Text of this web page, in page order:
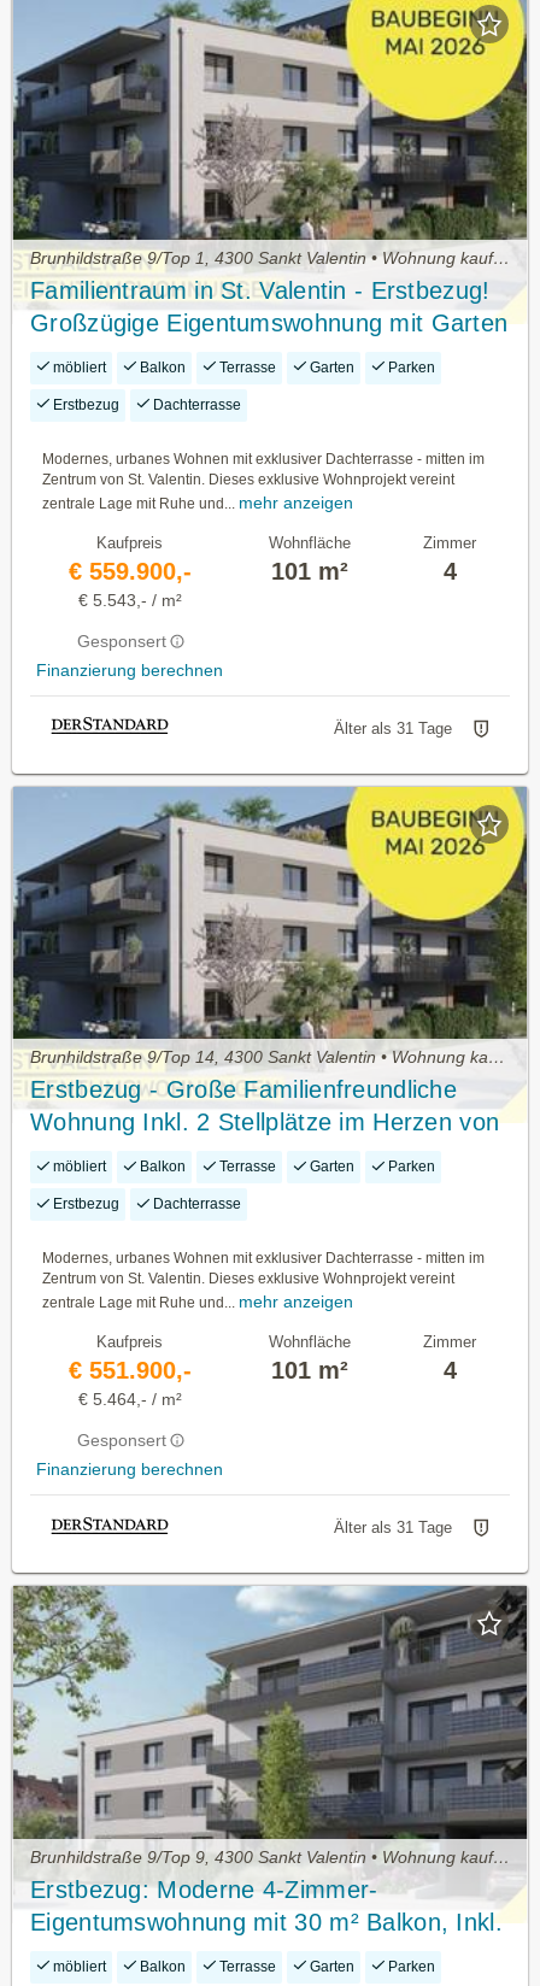
Brunhildstraße 9/Top 1, 4300 Sankt Valentin • Wohnung kaufen
Familientraum in St. Valentin - Erstbezug!
Großzügige Eigentumswohnung mit Garten
und 2 Tiefgaragenstellplätzen im Herzen
möbliert Balkon Terrasse Garten Parken
Erstbezug Dachterrasse
Modernes, urbanes Wohnen mit exklusiver Dachterrasse - mitten im
Zentrum von St. Valentin. Dieses exklusive Wohnprojekt vereint
zentrale Lage mit Ruhe und...
mehr anzeigen
Kaufpreis
€ 559.900,-
€ 5.543,- / m²
Gesponsert
Finanzierung berechnen
Wohnfläche
101 m²
Zimmer
4
Älter als 31 Tage
Brunhildstraße 9/Top 14, 4300 Sankt Valentin • Wohnung kaufen
Erstbezug - Große Familienfreundliche
Wohnung Inkl. 2 Stellplätze im Herzen von
St. Valentin / Baustart Bereits Erfolgt!
möbliert Balkon Terrasse Garten Parken
Erstbezug Dachterrasse
Modernes, urbanes Wohnen mit exklusiver Dachterrasse - mitten im
Zentrum von St. Valentin. Dieses exklusive Wohnprojekt vereint
zentrale Lage mit Ruhe und... mehr anzeigen
Kaufpreis
€ 551.900,-
€ 5.464,- / m²
Gesponsert
Finanzierung berechnen
Wohnfläche
101 m²
Zimmer
4
Älter als 31 Tage
Brunhildstraße 9/Top 9, 4300 Sankt Valentin • Wohnung kaufen
Erstbezug: Moderne 4-Zimmer-
Eigentumswohnung mit 30 m² Balkon, Inkl.
Stellplatz & Allgemeiner Dachterrasse in
möbliert Balkon Terrasse Garten Parken